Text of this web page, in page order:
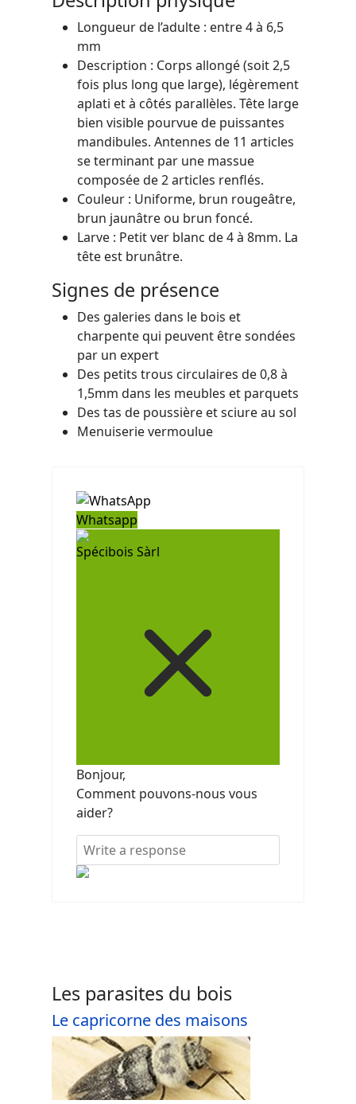
Longueur de l’adulte : entre 4 à 6,5
mm
Description : Corps allongé (soit 2,5
fois plus long que large), légèrement
aplati et à côtés parallèles. Tête large
bien visible pourvue de puissantes
mandibules. Antennes de 11 articles
se terminant par une massue
composée de 2 articles renflés.
Couleur : Uniforme, brun rougeâtre,
brun jaunâtre ou brun foncé.
Larve : Petit ver blanc de 4 à 8mm. La
tête est brunâtre.
Signes de présence
Des galeries dans le bois et
charpente qui peuvent être sondées
par un expert
Des petits trous circulaires de 0,8 à
1,5mm dans les meubles et parquets
Des tas de poussière et sciure au sol
Menuiserie vermoulue
Whatsapp
Spécibois Sàrl
Bonjour,
Comment pouvons-nous vous
aider?
Les parasites du bois
Le capricorne des maisons